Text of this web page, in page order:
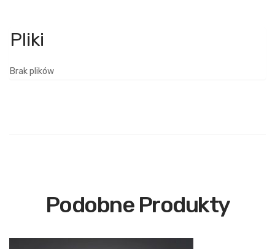
Brak plików
Podobne Produkty